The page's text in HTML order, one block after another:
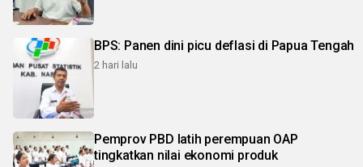
BPS: Panen dini picu deflasi di Papua Tengah
2 hari lalu
Pemprov PBD latih perempuan OAP
tingkatkan nilai ekonomi produk